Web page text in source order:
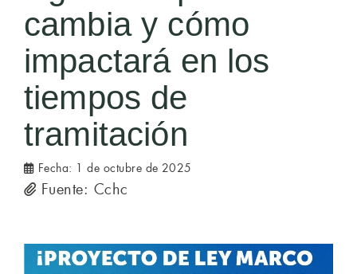
cambia y cómo
impactará en los
tiempos de
tramitación
Fecha: 1 de octubre de 2025
Fuente: Cchc